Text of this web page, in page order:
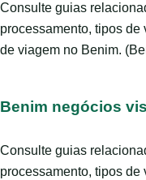
Consulte guias
processamento, tipos
de viagem no Benim.
Benim negócios
Consulte guias
processamento, tipos